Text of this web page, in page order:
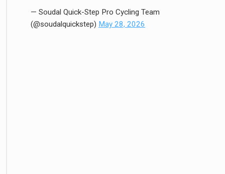
— Soudal Quick-Step Pro Cycling Team
(@soudalquickstep) May 28, 2026